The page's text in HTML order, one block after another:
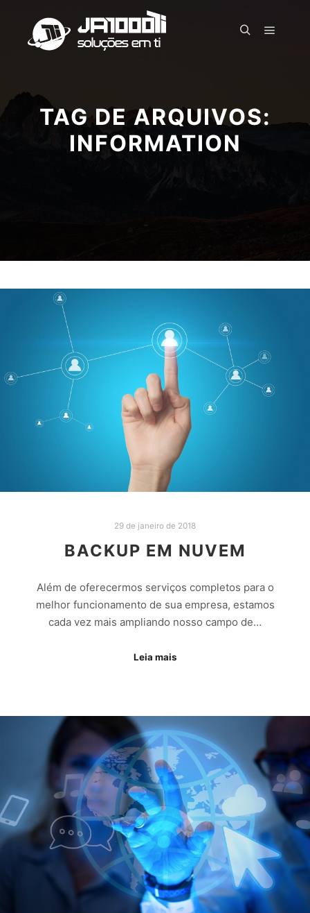
TAG DE ARQUIVOS:
INFORMATION
29 de janeiro de 2018
BACKUP EM NUVEM
Além de oferecermos serviços completos para o
melhor funcionamento de sua empresa, estamos
cada vez mais ampliando nosso campo de…
Leia mais